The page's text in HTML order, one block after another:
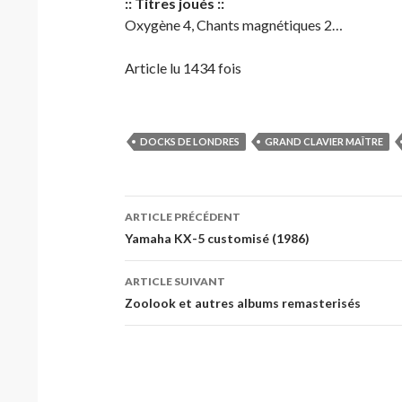
Oxygène 4, Chants magnétiques 2…
Article lu 1434 fois
DOCKS DE LONDRES GRAND CLAVIER MAÎTRE
Navigation
des
articles
ARTICLE PRÉCÉDENT
Yamaha KX-5 customisé (1986)
ARTICLE SUIVANT
Zoolook et autres albums remasterisés